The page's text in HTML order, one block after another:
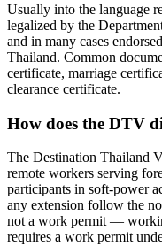
Usually into the language
legalized by the
and in many cases
Thailand. Common
certificate, marriage
clearance certificate.
How does the DTV
The Destination Thailand
remote workers serving
participants in soft-power
any extension follow the
not a work permit —
requires a work permit